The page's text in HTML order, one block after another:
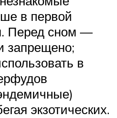
в первой
Перед сном —
запрещено;
в
экзотических.